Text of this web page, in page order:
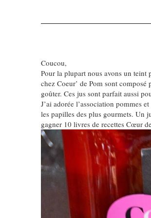
Coucou,
Pour la plupart nous avons un
chez Coeur’ de Pom sont
goûter. Ces jus sont parfait aussi
J’ai adorée l’association pommes
les papilles des plus gourmets. Un
gagner 10 livres de recettes Cœur